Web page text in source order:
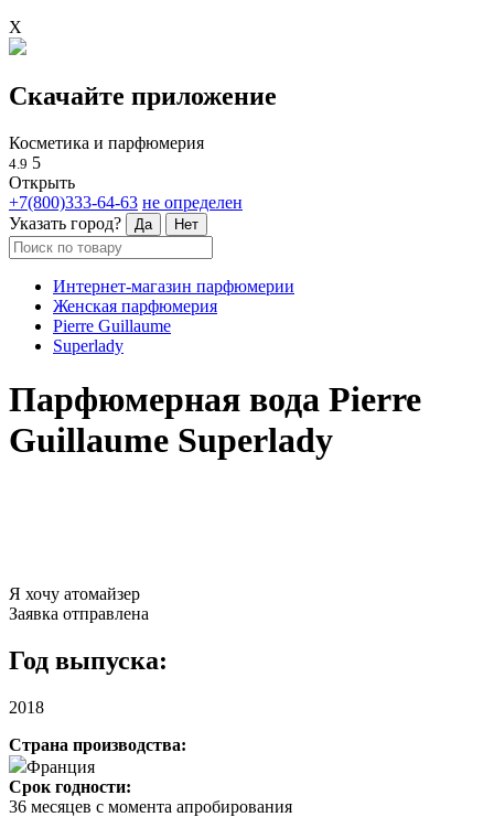
X
Скачайте приложение
Косметика и парфюмерия
4.9 5
Открыть
+7(800)333-64-63 не определен
Указать город?
Да Нет
Интернет-магазин парфюмерии
Женская парфюмерия
Pierre Guillaume
Superlady
Парфюмерная вода Pierre
Guillaume Superlady
Я хочу атомайзер
Заявка отправлена
Год выпуска:
2018
Страна производства:
Франция
Срок годности:
36 месяцев с момента апробирования